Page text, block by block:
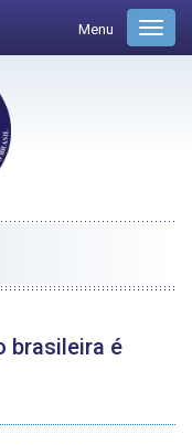
Menu
brasileira é